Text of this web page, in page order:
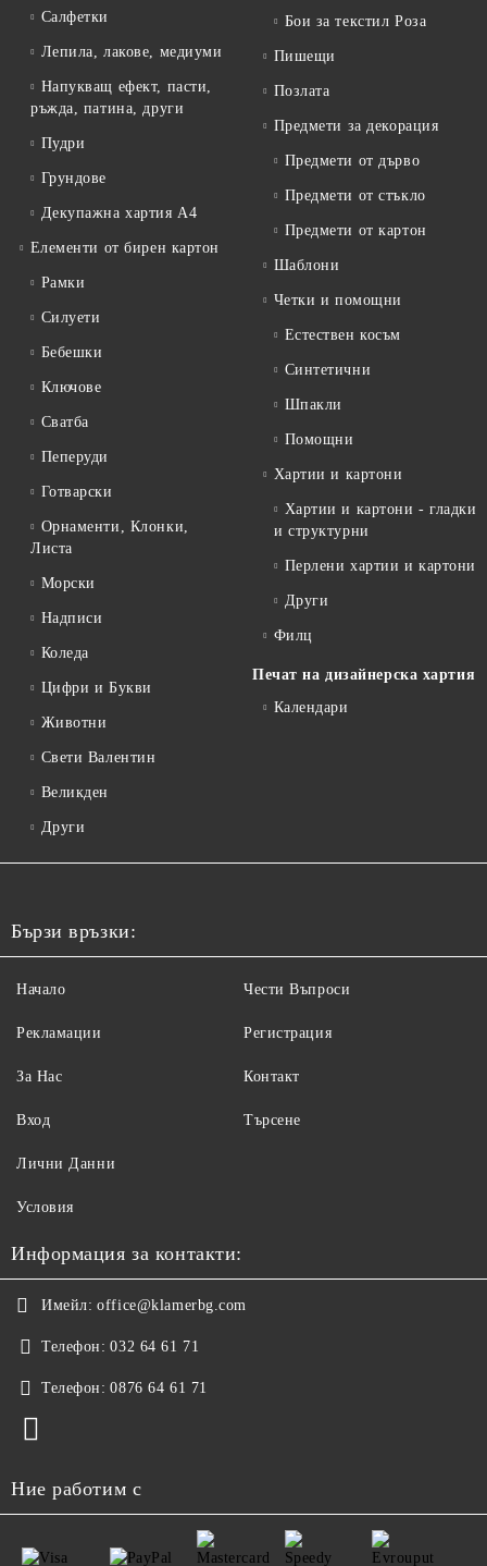
Салфетки
Лепила, лакове, медиуми
Напукващ ефект, пасти,
ръжда, патина, други
Пудри
Грундове
Декупажна хартия А4
Елементи от бирен картон
Рамки
Силуети
Бебешки
Ключове
Сватба
Пеперуди
Готварски
Орнаменти, Клонки,
Листа
Морски
Надписи
Коледа
Цифри и Букви
Животни
Свети Валентин
Великден
Други
Бои за текстил Роза
Пишещи
Позлата
Предмети за декорация
Предмети от дърво
Предмети от стъкло
Предмети от картон
Шаблони
Четки и помощни
Естествен косъм
Синтетични
Шпакли
Помощни
Хартии и картони
Хартии и картони - гладки
и структурни
Перлени хартии и картони
Други
Филц
Печат на дизайнерска хартия
Календари
Бързи връзки:
Начало
Рекламации
За Нас
Вход
Чести Въпроси
Регистрация
Контакт
Търсене
Лични Данни
Условия
Информация за контакти:
Имейл: office@klamerbg.com
Телефон: 032 64 61 71
Телефон: 0876 64 61 71
Ние работим с